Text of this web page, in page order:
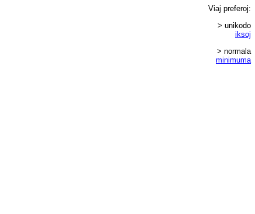
Viaj preferoj:
> unikodo
iksoj
> normala
minimuma